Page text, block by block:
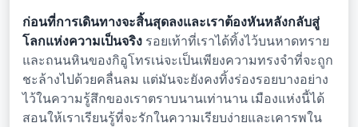
ก่อนที่การเดินทางจะสิ้นสุดลงและเราต้องหันหลังกลับสู่
โลกแห่งความเป็นจริง รอยเท้าที่เราได้ทิ้งไว้บนหาดทราย
และถนนหินของกิอูโทรเน่จะเป็นเพียงความทรงจำที่จะถูก
ชะล้างไปด้วยคลื่นลม แต่มันจะยังคงทิ้งร่องรอยบางอย่าง
ไว้ในความรู้สึกของเราตราบนานเท่านาน เมืองแห่งนี้ได้
สอนให้เราเรียนรู้ที่จะรักในความเรียบง่ายและเคารพใน